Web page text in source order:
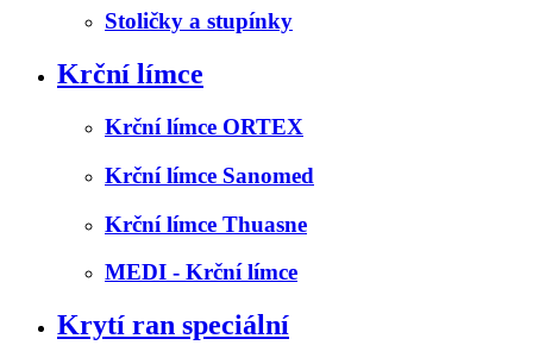
Stoličky a stupínky
Krční límce
Krční límce ORTEX
Krční límce Sanomed
Krční límce Thuasne
MEDI - Krční límce
Krytí ran speciální